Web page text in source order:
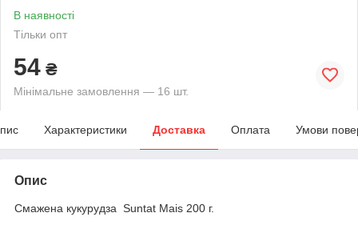
В наявності
Тільки опт
54 ₴
Мінімальне замовлення — 16 шт.
Характеристики Доставка Оплата Умови
Опис
Смажена кукурудза Suntat Mais 200 г.